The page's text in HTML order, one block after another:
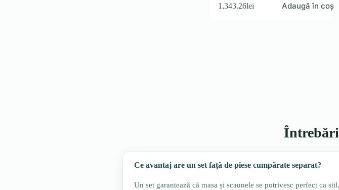
1,343.26lei Adaugă în coș
Ce avantaj are un set față de piese cumpărate separat?
Un set garantează că masa și scaunele se potrivesc perfect ca